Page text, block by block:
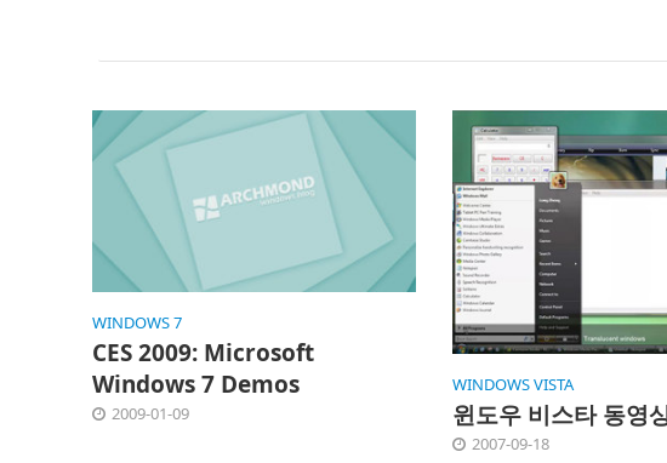
WINDOWS 7
CES 2009: Microsoft
Windows 7 Demos
2009-01-09
WINDOWS VISTA
윈도우 비스타 동영
2007-09-18